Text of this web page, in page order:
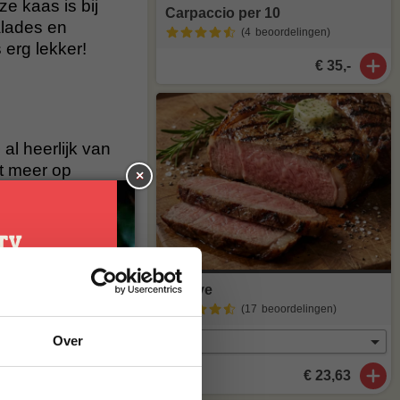
Over
kaas is bij
en
erg lekker!
heerlijk van
meer op
van
een mailtje
Carpaccio per 10
(4 beoordelingen)
€ 35,-
Ribeye
(17 beoordelingen)
€ 23,63
×